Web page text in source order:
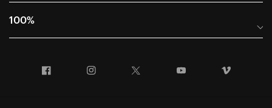
Häufig gestellte Fragen
Verkaufsbedingungen
100%
Unternehmensinformationen
Facebook Instagram YouTube